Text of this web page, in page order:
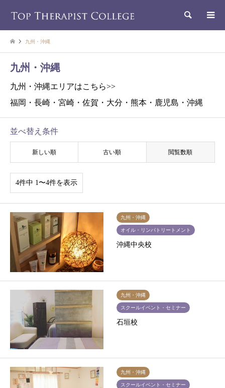
検索
九州・沖縄
九州・沖縄
九州・沖縄エリアはこちら>>
福岡・長崎・宮崎・佐賀・大分・熊本・鹿児島・沖縄
並べ替え条件
新しい順 古い順 閲覧数順
4件中 1〜4件を表示
九州・沖縄
オイル・リンパトリートメント
沖縄中央校
九州・沖縄
スクールイベント・セミナー
石垣校
九州・沖縄
スクールイベント・セミナー